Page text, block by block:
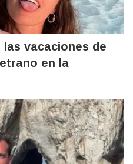
vacaciones de
en la